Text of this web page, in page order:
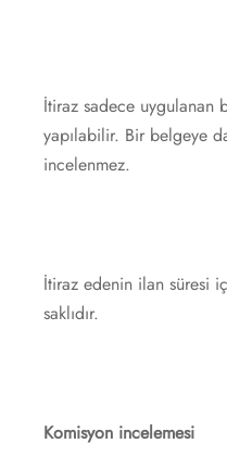
İtiraz sadece uygulanan
yapılabilir. Bir belgeye
incelenmez.
İtiraz edenin ilan süresi
saklıdır.
Komisyon incelemesi